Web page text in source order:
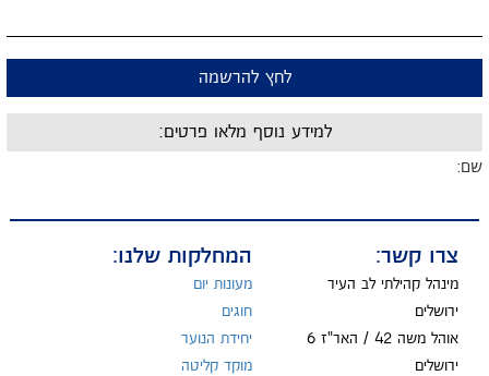
לחץ להרשמה
למידע נוסף מלאו פרטים:
שם:
צרו קשר:
מינהל קהילתי לב העיר
ירושלים
אוהל משה 42 / האר"ז 6
ירושלים
המחלקות שלנו:
מעונות יום
חוגים
יחידת הנוער
מוקד קליטה